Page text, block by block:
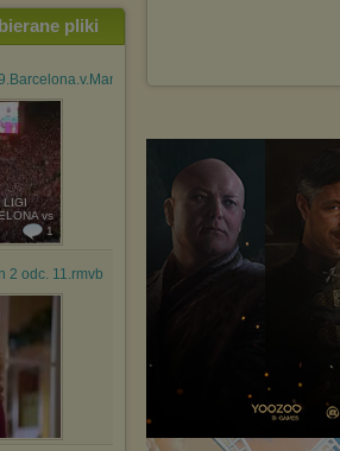
pliki
LIGI
vs
1
2 odc. 11.rmvb